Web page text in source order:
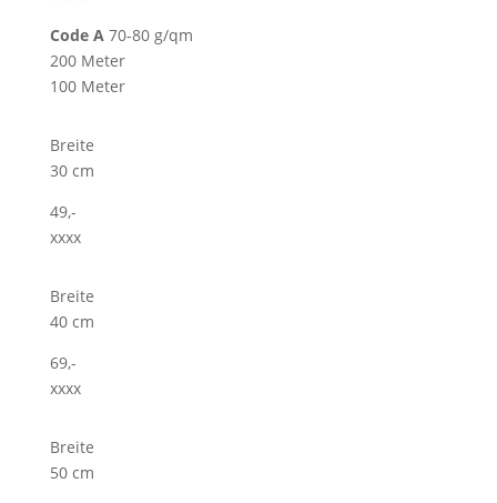
Code A70-80 g/qm
200 Meter
100 Meter
Breite
30 cm
49,-
xxxx
Breite
40 cm
69,-
xxxx
Breite
50 cm